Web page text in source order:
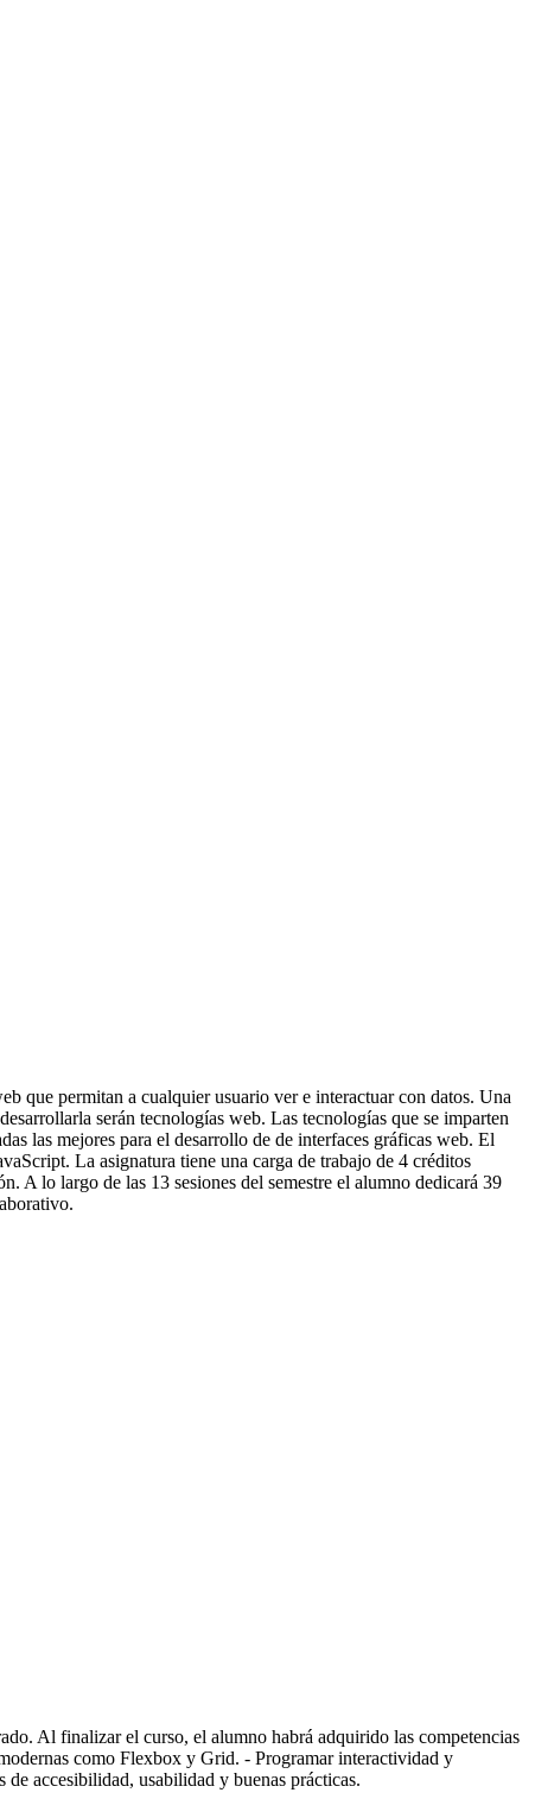
que permitan a cualquier usuario ver e interactuar con datos. Una
serán tecnologías web. Las tecnologías que se imparten
las mejores para el desarrollo de de interfaces gráficas web. El
La asignatura tiene una carga de trabajo de 4 créditos
A lo largo de las 13 sesiones del semestre el alumno dedicará 39
Al finalizar el curso, el alumno habrá adquirido las competencias
como Flexbox y Grid. - Programar interactividad y
accesibilidad, usabilidad y buenas prácticas.